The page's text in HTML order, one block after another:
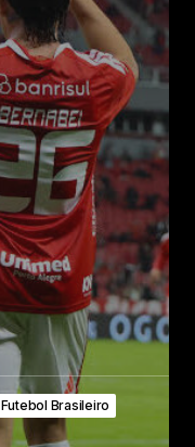
Futebol Brasileiro